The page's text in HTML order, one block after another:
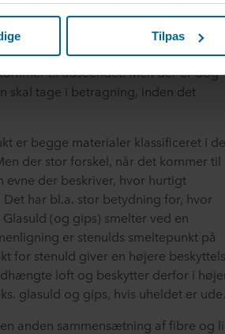
partneres privatlivspolitikker
til hvilke formål vores
samtykke tilbage eller ændre det ved
i afsnittet "Om" og om vores
virksomhed, der er
Tilpas
også anvendes til lofter, er glasuld
kan loftplader af hhv. stenuld og
til udseendet. Men der er dog
skal tage i betragning, inden det
er begge materialer klassificeret i
der stor forskel, når det kommer til
evne der beskriver, hvor hurtigt
har bl.a. stor betydning for, hvor
(og gips) smelter ved en
er stenulds smeltepunkt på
for stenuld giver en højere
loft og beskytter derfor i
glasuld og gips, hvis uheldet er ude.
anden sammensætning af fibre og